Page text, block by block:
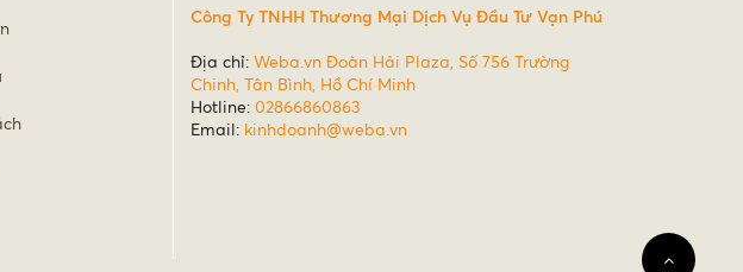
Công Ty TNHH Thương Mại Dịch Vụ Đầu Tư Vạn Phú
Địa chỉ: Weba.vn Đoàn Hải Plaza, Số 756 Trường
Chinh, Tân Bình, Hồ Chí Minh
Hotline: 02866860863
Email: kinhdoanh@weba.vn